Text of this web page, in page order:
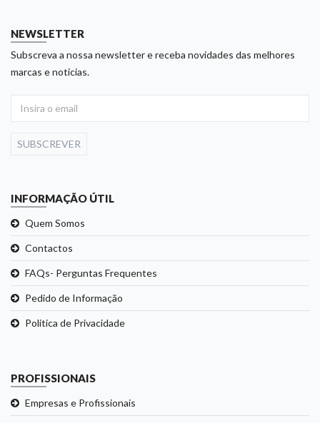
NEWSLETTER
Subscreva a nossa newsletter e receba novidades das melhores
marcas e noticias.
SUBSCREVER
INFORMAÇÃO ÚTIL
Quem Somos
Contactos
FAQs- Perguntas Frequentes
Pedido de Informação
Politica de Privacidade
PROFISSIONAIS
Empresas e Profissionais